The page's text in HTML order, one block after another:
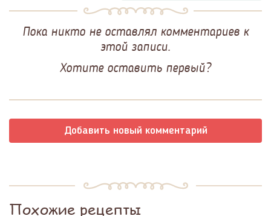
Пока никто не оставлял комментариев к
этой записи.
Хотите оставить первый?
Добавить новый комментарий
Похожие рецепты